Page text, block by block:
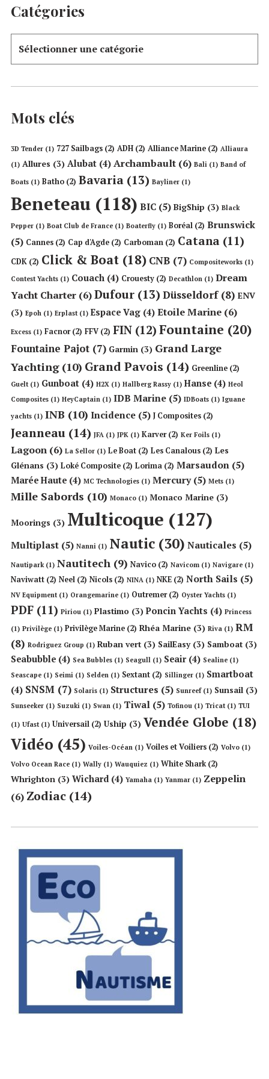
Catégories
Mots clés
3D Tender (1) 727 Sailbags (2) ADH (2) Alliance Marine (2) Alliaura
(1) Allures (3) Alubat (4) Archambault (6) Bali (1) Band of
Boats (1) Batho (2) Bavaria (13) Bayliner (1)
Beneteau (118) BIC (5) BigShip (3) Black
Pepper (1) Boat Club de France (1) Boaterfly (1) Boréal (2) Brunswick
(5) Cannes (2) Cap d'Agde (2) Carboman (2) Catana (11)
CDK (2) Click & Boat (18) CNB (7) Compositeworks (1)
Contest Yachts (1) Couach (4) Crouesty (2) Decathlon (1) Dream
Yacht Charter (6)Dufour (13) Düsseldorf(8) ENV
(3) Epoh (1) Erplast (1) Espace Vag (4) Etoile Marine (6)
Excess (1) Facnor(2) FFV (2) FIN (12) Fountaine (20)
Fountaine Pajot (7) Garmin (3) Grand Large
Yachting(10) Grand Pavois (14) Greenline (2)
Guelt (1) Gunboat (4) H2X (1) Hallberg Rassy (1) Hanse (4) Heol
Composites (1) HeyCaptain (1) IDB Marine (5) IDBoats (1) Iguane
yachts (1) INB (10) Incidence (5) J Composites (2)
Jeanneau (14) JFA (1) JPK (1) Karver(2) Ker Foils (1)
Lagoon (6) La Sellor (1) Le Boat (2) Les Canalous (2) Les
Glénans (3) Loké Composite (2) Lorima (2) Marsaudon (5)
Marée Haute (4) MC Technologies (1) Mercury(5) Mets (1)
Mille Sabords (10) Monaco (1) Monaco Marine (3)
Moorings (3) Multicoque (127)
Multiplast (5) Nanni (1) Nautic (30) Nauticales (5)
Nautipark (1) Nautitech (9) Navico (2) Navicom (1) Navigare (1)
Naviwatt (2) Neel (2) Nicols (2) NINA (1) NKE (2) North Sails (5)
NV Equipment (1) Orangemarine (1) Outremer(2) Oyster Yachts (1)
PDF (11) Piriou (1) Plastimo (3) Poncin Yachts (4) Princess
(1) Privilège (1) Privilège Marine (2) Rhéa Marine (3) Riva (1) RM
(8) Rodriguez Group (1) Ruban vert (3) SailEasy(3) Samboat (3)
Seabubble (4) Sea Bubbles (1) Seagull (1) Seair(4) Sealine (1)
Seascape (1) Seimi (1) Selden (1) Sextant (2) Sillinger (1) Smartboat
(4) SNSM (7) Solaris (1) Structures (5) Sunreef(1) Sunsail (3)
Sunseeker (1) Suzuki (1) Swan (1) Tiwal (5) Tofinou (1) Tricat (1) TUI
(1) Ufast (1) Universail (2) Uship (3) Vendée Globe (18)
Vidéo (45) Voiles-Océan (1) Voiles et Voiliers (2) Volvo (1)
Volvo Ocean Race (1) Wally (1) Wauquiez (1) White Shark(2)
Whrighton (3) Wichard (4) Yamaha (1) Yanmar (1) Zeppelin
(6) Zodiac (14)